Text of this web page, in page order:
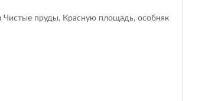
пруды, Красную площадь, особняк